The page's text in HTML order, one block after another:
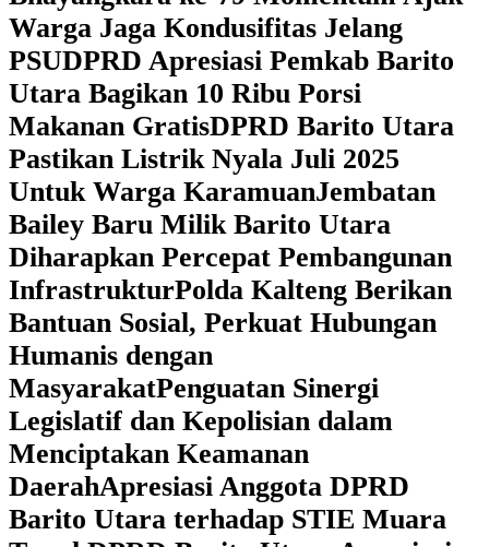
Warga Jaga Kondusifitas Jelang
PSUDPRD Apresiasi Pemkab Barito
Utara Bagikan 10 Ribu Porsi
Makanan GratisDPRD Barito Utara
Pastikan Listrik Nyala Juli 2025
Untuk Warga KaramuanJembatan
Bailey Baru Milik Barito Utara
Diharapkan Percepat Pembangunan
InfrastrukturPolda Kalteng Berikan
Bantuan Sosial, Perkuat Hubungan
Humanis dengan
MasyarakatPenguatan Sinergi
Legislatif dan Kepolisian dalam
Menciptakan Keamanan
DaerahApresiasi Anggota DPRD
Barito Utara terhadap STIE Muara